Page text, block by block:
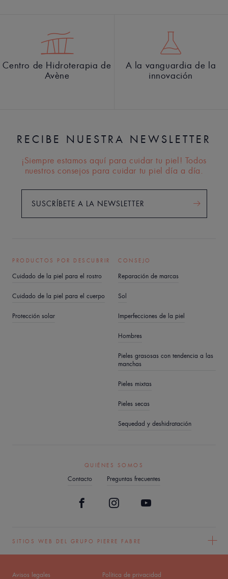
Centro de Hidroterapia de
Avène
A la vanguardia de la
innovación
RECIBE NUESTRA NEWSLETTER
¡Siempre estamos aquí para cuidar tu piel! Todos
nuestros consejos para cuidar tu piel día a día.
SUSCRÍBETE A LA NEWSLETTER
PRODUCTOS POR DESCUBRIR
Cuidado de la piel para el rostro
Cuidado de la piel para el cuerpo
Protección solar
CONSEJO
Reparación de marcas
Sol
Imperfecciones de la piel
Hombres
Pieles grasosas con tendencia a las
manchas
Pieles mixtas
Pieles secas
Sequedad y deshidratación
QUIÉNES SOMOS
Contacto Preguntas frecuentes
SITIOS WEB DEL GRUPO PIERRE FABRE
Avisos legales Política de privacidad